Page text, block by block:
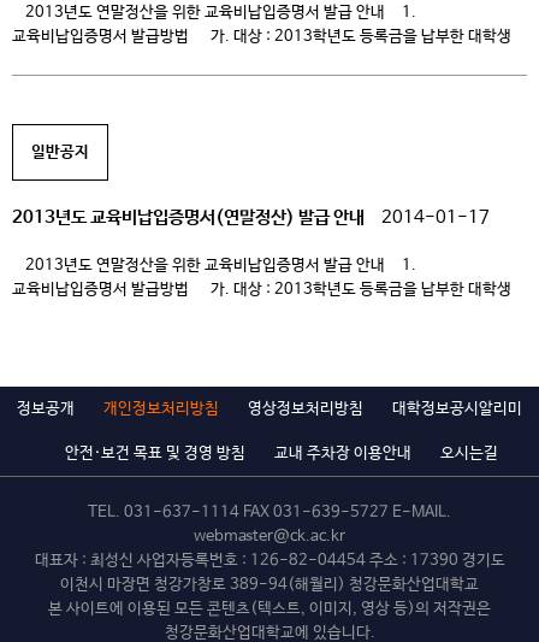
2013년도 연말정산을 위한 교육비납입증명서 발급 안내 1.
교육비납입증명서 발급방법 가. 대상 : 2013학년도 등록금을 납부한 대학생
기관검색“청강문화산업대학교” → 인터넷발급바로가기→로그인→증명서신청
2. 기타 가. 국세청 연말정산 간소화 […]
일반공지
2013년도 교육비납입증명서(연말정산) 발급 안내 2014-01-17
2013년도 연말정산을 위한 교육비납입증명서 발급 안내 1.
교육비납입증명서 발급방법 가. 대상 : 2013학년도 등록금을 납부한 대학생
증명서발급홈페이지( http://www.webminwon.com )→증명서발급→
기관검색“청강문화산업대학교” → 인터넷발급바로가기→로그인→증명서신청
정보공개 개인정보처리방침 영상정보처리방침 대학정보공시알리미
안전·보건 목표 및 경영 방침 교내 주차장 이용안내 오시는길
TEL. 031-637-1114 FAX 031-639-5727 E-MAIL.
webmaster@ck.ac.kr
대표자 : 최성신 사업자등록번호 : 126-82-04454 주소 : 17390 경기도
이천시 마장면 청강가창로 389-94(해월리) 청강문화산업대학교
본 사이트에 이용된 모든 콘텐츠(텍스트, 이미지, 영상 등)의 저작권은
청강문화산업대학교에 있습니다.